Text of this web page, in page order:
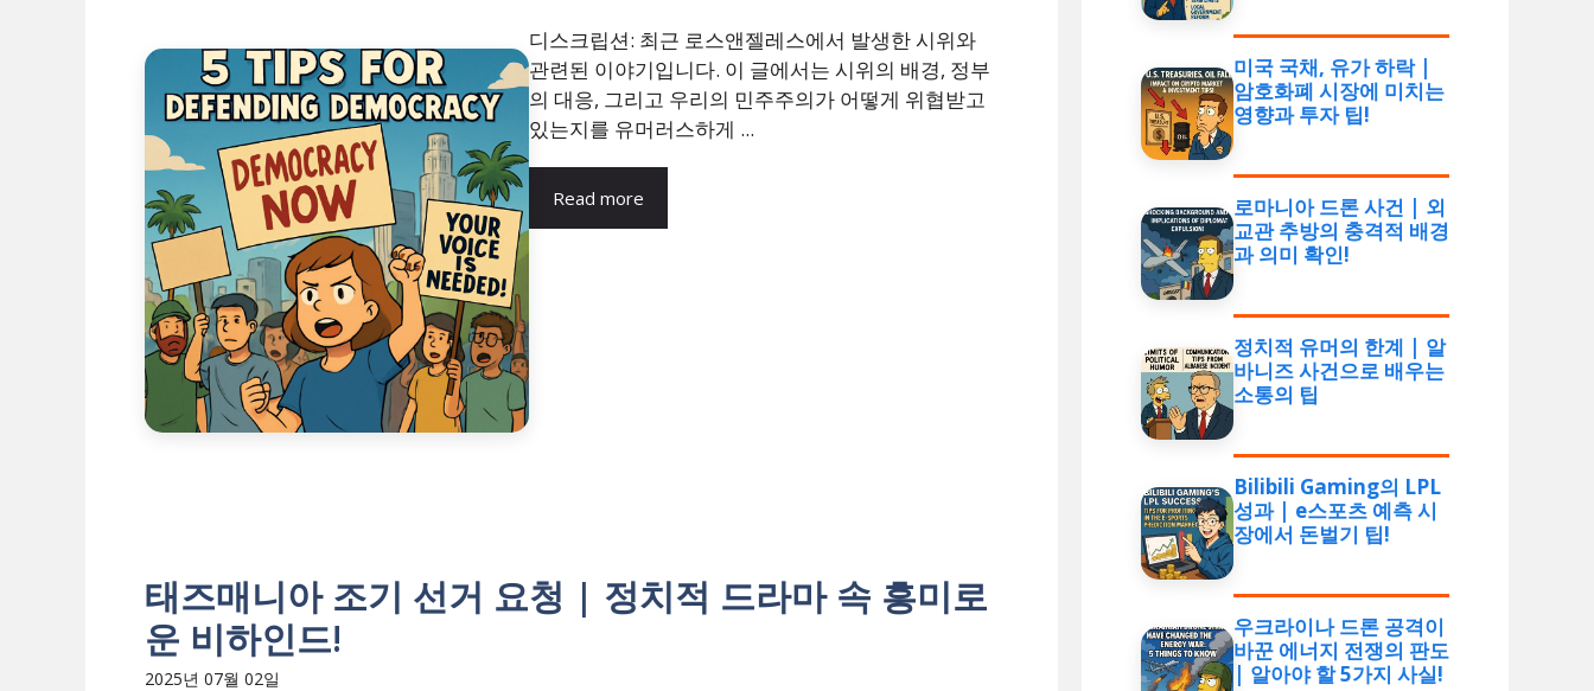
디스크립션: 최근 로스앤젤레스에서 발생한 시위와
관련된 이야기입니다. 이 글에서는 시위의 배경, 정부
의 대응, 그리고 우리의 민주주의가 어떻게 위협받고
있는지를 유머러스하게 ...
Read more
태즈매니아 조기 선거 요청 | 정치적 드라마 속 흥미로
운 비하인드!
2025년 07월 02일
미국 국채, 유가 하락 |
암호화폐 시장에 미치는
영향과 투자 팁!
로마니아 드론 사건 | 외
교관 추방의 충격적 배경
과 의미 확인!
정치적 유머의 한계 | 알
바니즈 사건으로 배우는
소통의 팁
Bilibili Gaming의 LPL
성과 | e스포츠 예측 시
장에서 돈벌기 팁!
우크라이나 드론 공격이
바꾼 에너지 전쟁의 판도
| 알아야 할 5가지 사실!